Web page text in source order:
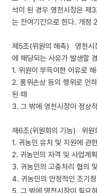
석이 된 경우 영천시장은 제
는 잔여기간으로 한다. 개정
제5조(위원의 해촉) 영천시
에 해당되는 사유가 발생할
1. 위원이 부득이한 이유로
2. 품위손상 등의 행위로 인
된 때
3. 그 밖에 영천시장이 정상
제6조(위원회의 기능) 위원
1. 귀농인 유치 및 지원에 관
2. 귀농인의 자격 및 사업계
3. 귀농인의 고충처리 협의
4. 귀농인의 안정적인 조기
5. 그 밖에 영천시장이 필요